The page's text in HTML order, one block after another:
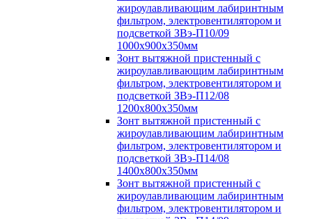
жироулавливающим лабиринтным
фильтром, электровентилятором и
подсветкой ЗВэ-П10/09
1000х900х350мм
Зонт вытяжной пристенный с
жироулавливающим лабиринтным
фильтром, электровентилятором и
подсветкой ЗВэ-П12/08
1200х800х350мм
Зонт вытяжной пристенный с
жироулавливающим лабиринтным
фильтром, электровентилятором и
подсветкой ЗВэ-П14/08
1400х800х350мм
Зонт вытяжной пристенный с
жироулавливающим лабиринтным
фильтром, электровентилятором и